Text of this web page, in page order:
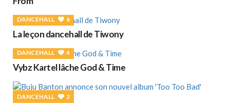
DANCEHALL 6
La leçon dancehall de Tiwony
DANCEHALL 4
Vybz Kartel lâche God & Time
DANCEHALL 2